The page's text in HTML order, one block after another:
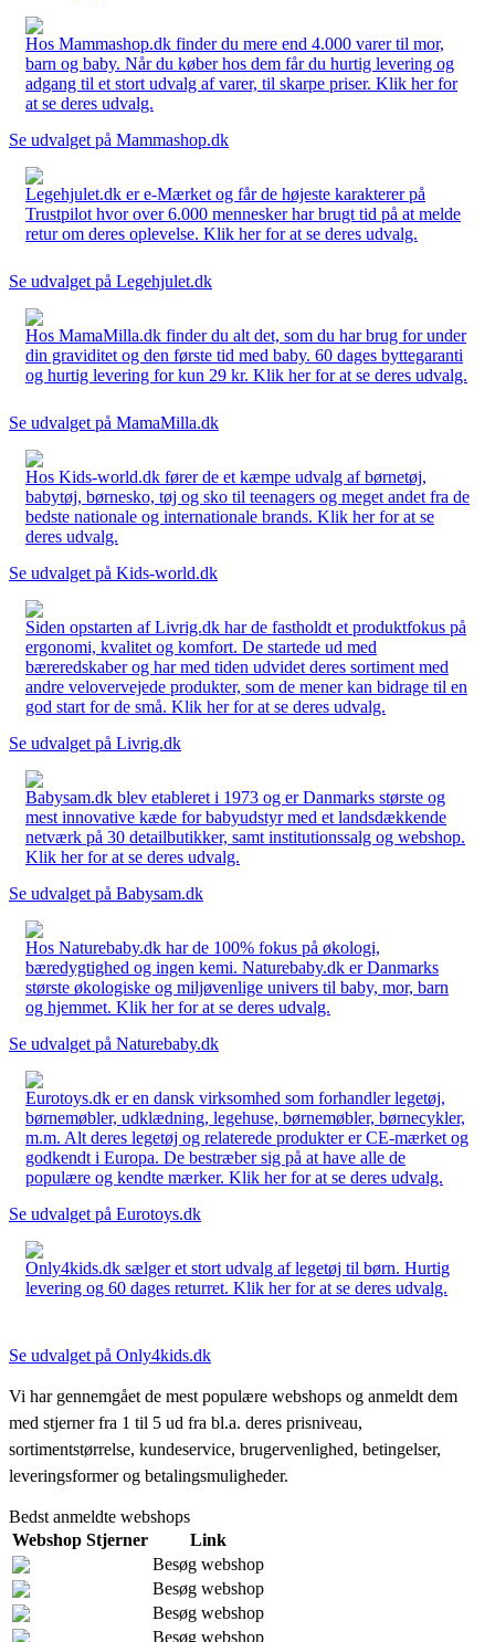
Hos Mammashop.dk finder du mere end 4.000 varer til mor,
barn og baby. Når du køber hos dem får du hurtig levering og
adgang til et stort udvalg af varer, til skarpe priser. Klik her for
at se deres udvalg.
Se udvalget på Mammashop.dk
Legehjulet.dk er e-Mærket og får de højeste karakterer på
Trustpilot hvor over 6.000 mennesker har brugt tid på at melde
retur om deres oplevelse. Klik her for at se deres udvalg.
Se udvalget på Legehjulet.dk
Hos MamaMilla.dk finder du alt det, som du har brug for under
din graviditet og den første tid med baby. 60 dages byttegaranti
og hurtig levering for kun 29 kr. Klik her for at se deres udvalg.
Se udvalget på MamaMilla.dk
Hos Kids-world.dk fører de et kæmpe udvalg af børnetøj,
babytøj, børnesko, tøj og sko til teenagers og meget andet fra de
bedste nationale og internationale brands. Klik her for at se
deres udvalg.
Se udvalget på Kids-world.dk
Siden opstarten af Livrig.dk har de fastholdt et produktfokus på
ergonomi, kvalitet og komfort. De startede ud med
bæreredskaber og har med tiden udvidet deres sortiment med
andre velovervejede produkter, som de mener kan bidrage til en
god start for de små. Klik her for at se deres udvalg.
Se udvalget på Livrig.dk
Babysam.dk blev etableret i 1973 og er Danmarks største og
mest innovative kæde for babyudstyr med et landsdækkende
netværk på 30 detailbutikker, samt institutionssalg og webshop.
Klik her for at se deres udvalg.
Se udvalget på Babysam.dk
Hos Naturebaby.dk har de 100% fokus på økologi,
bæredygtighed og ingen kemi. Naturebaby.dk er Danmarks
største økologiske og miljøvenlige univers til baby, mor, barn
og hjemmet. Klik her for at se deres udvalg.
Se udvalget på Naturebaby.dk
Eurotoys.dk er en dansk virksomhed som forhandler legetøj,
børnemøbler, udklædning, legehuse, børnemøbler, børnecykler,
m.m. Alt deres legetøj og relaterede produkter er CE-mærket og
godkendt i Europa. De bestræber sig på at have alle de
populære og kendte mærker. Klik her for at se deres udvalg.
Se udvalget på Eurotoys.dk
Only4kids.dk sælger et stort udvalg af legetøj til børn. Hurtig
levering og 60 dages returret. Klik her for at se deres udvalg.
Se udvalget på Only4kids.dk
Vi har gennemgået de mest populære webshops og anmeldt dem
med stjerner fra 1 til 5 ud fra bl.a. deres prisniveau,
sortimentstørrelse, kundeservice, brugervenlighed, betingelser,
leveringsformer og betalingsmuligheder.
Bedst anmeldte webshops
Webshop Stjerner
Link
Besøg webshop
Besøg webshop
Besøg webshop
Besøg webshop